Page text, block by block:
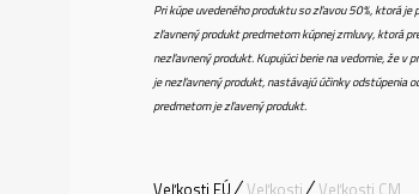
Pri kúpe uvedeného produktu so zľavou 50%, ktorá
zľavnený produkt predmetom kúpnej zmluvy, ktorá
nezľavnený produkt. Kupujúci berie na vedomie, že v
je nezľavnený produkt, nastávajú účinky odstúpenia
predmetom je zľavený produkt.
Veľkosti EÚ Veľkosti Veľkosti CM